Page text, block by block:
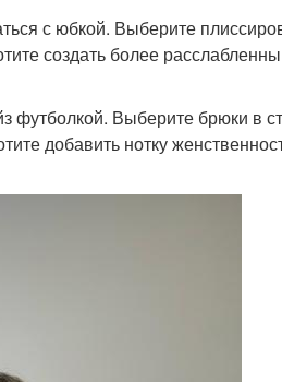
с юбкой. Выберите
создать более
футболкой. Выберите брюки в
добавить нотку